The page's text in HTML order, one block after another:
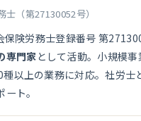
（第27130052号）
険労務士登録番号 第
専門家 として活動。小規模
以上の業務に対応。社労士
ト。